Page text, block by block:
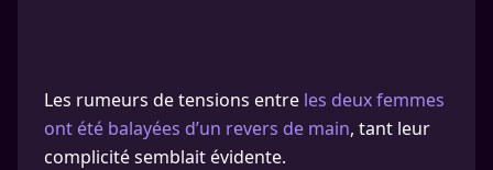
Les rumeurs de tensions entre les deux femmes
ont été balayées d’un revers de main, tant leur
complicité semblait évidente.